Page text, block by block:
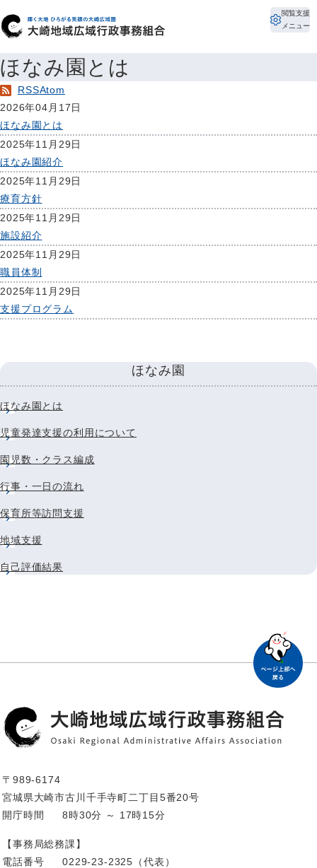
閲覧支援
メニュー
ほなみ園とは
RSSAtom
2026年04月17日
ほなみ園とは
2025年11月29日
ほなみ園紹介
2025年11月29日
療育方針
2025年11月29日
施設紹介
2025年11月29日
職員体制
2025年11月29日
支援プログラム
ほなみ園
ほなみ園とは
児童発達支援の利用について
園児数・クラス編成
行事・一日の流れ
保育所等訪問支援
地域支援
自己評価結果
〒989-6174
宮城県大崎市古川千手寺町二丁目5番20号
開庁時間
8時30分 ～ 17時15分
【事務局総務課】
電話番号
0229-23-2325（代表）